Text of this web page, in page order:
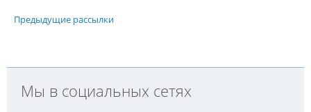
Предыдущие рассылки
Мы в социальных сетях